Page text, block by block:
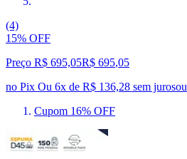
(4)
15% OFF
Preço R$ 695,05R$ 695,05
no Pix Ou 6x de R$ 136,28 sem jurosou
Cupom 16% OFF